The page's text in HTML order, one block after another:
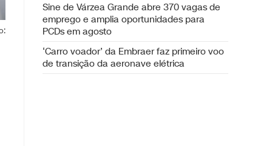
Sine de Várzea Grande abre 370 vagas de
emprego e amplia oportunidades para
PCDs em agosto
‘Carro voador’ da Embraer faz primeiro voo
de transição da aeronave elétrica